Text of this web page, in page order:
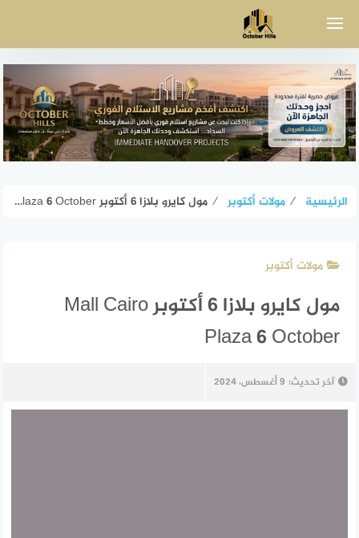
الرئيسية ⁄ مولات أكتوبر ⁄ مول كايرو بلازا 6 أكتوبر Mall Cairo Plaza 6 October
مولات أكتوبر
مول كايرو بلازا 6 أكتوبر Mall Cairo
Plaza 6 October
آخر تحديث: 9 أغسطس، 2024